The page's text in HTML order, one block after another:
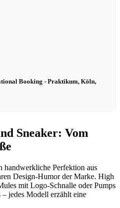
Booking - Praktikum, Köln,
Sneaker: Vom
handwerkliche Perfektion aus
Design-Humor der Marke. High
mit Logo-Schnalle oder Pumps
jedes Modell erzählt eine